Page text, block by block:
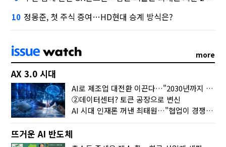
10 정몽준, 첫 주식 증여…HD현대 승계 방식은?
more
AX 3.0 시대
AI로 제조업 대전환 이끈다…"2030년까지 민관합동 20조 투자"
②데이터센터? 토큰 공장으로 변신
AI 시대 인재론 꺼낸 최태원…"협업이 경쟁력"
뜨거운 AI 반도체